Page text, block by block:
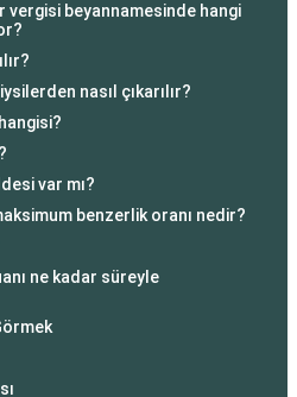
vergisi beyannamesinde hangi
nasıl çıkarılır?
var mı?
benzerlik oranı nedir?
ne kadar süreyle